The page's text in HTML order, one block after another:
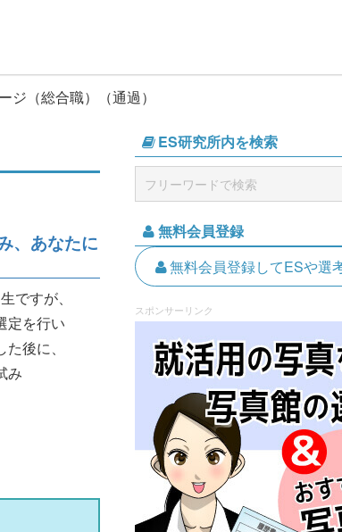
ジ（総合職）（通過）
、あなたに
ですが、
定を行い
後に、
み
ES研究所内を検索
無料会員登録
無料会員登録してESや選
スポンサーリンク